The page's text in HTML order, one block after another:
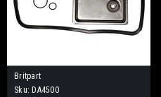
Britpart
Sku: DA4500